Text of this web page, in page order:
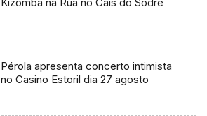
Pérola apresenta concerto intimista
no Casino Estoril dia 27 agosto